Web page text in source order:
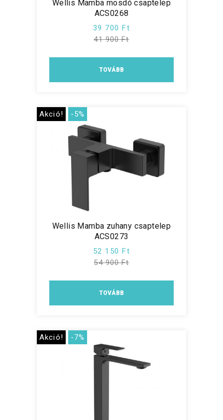
Wellis Mamba mosdó csaptelep
ACS0268
39 700 Ft
41 900 Ft
TOVÁBB
Akció! -5%
Wellis Mamba zuhany csaptelep
ACS0273
52 150 Ft
54 900 Ft
TOVÁBB
Akció! -7%